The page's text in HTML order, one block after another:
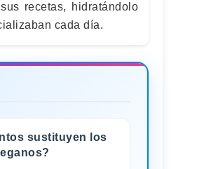
recetas, hidratándolo
cada día.
sustituyen los